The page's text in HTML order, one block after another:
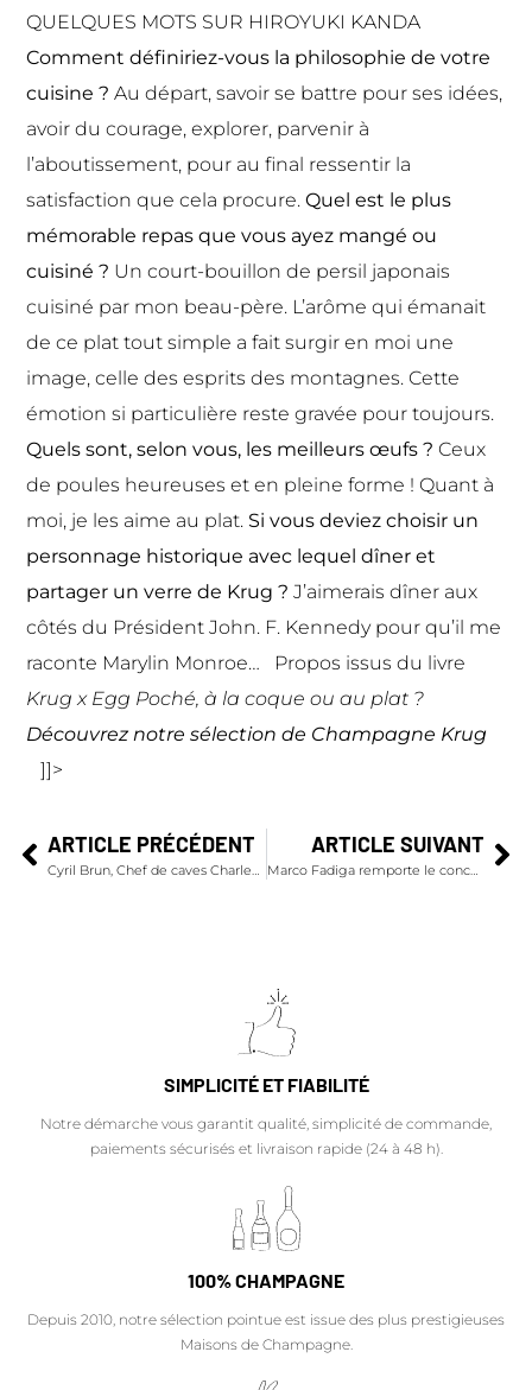
QUELQUES MOTS SUR HIROYUKI KANDA
Comment définiriez-vous la philosophie de votre
cuisine ?Au départ, savoir se battre pour ses idées,
avoir du courage, explorer, parvenir à
l’aboutissement, pour au final ressentir la
satisfaction que cela procure.Quel est le plus
mémorable repas que vous ayez mangé ou
cuisiné ? Un court-bouillon de persil japonais
cuisiné par mon beau-père. L’arôme qui émanait
de ce plat tout simple a fait surgir en moi une
image, celle des esprits des montagnes. Cette
émotion si particulière reste gravée pour toujours.
Quels sont, selon vous, les meilleurs œufs ?Ceux
de poules heureuses et en pleine forme ! Quant à
moi, je les aime au plat. Si vous deviez choisir un
personnage historique avec lequel dîner et
partager un verre de Krug ?J’aimerais dîner aux
côtés du Président John. F. Kennedy pour qu’il me
raconte Marylin Monroe… Propos issus du livre
Krug x Egg Poché, à la coque ou au plat ?
Découvrez notresélection de Champagne Krug
]]>
ARTICLE PRÉCÉDENT
Cyril Brun, Chef de caves Charles Heidsieck, nous raconte ses deuxièmes vendanges
ARTICLE SUIVANT
Marco Fadiga remporte le concours MOËT WANTS YOU
SIMPLICITÉ ET FIABILITÉ
Notre démarche vous garantit qualité, simplicité de commande,
paiements sécurisés et livraison rapide (24 à 48 h).
100% CHAMPAGNE
Depuis 2010, notre sélection pointue est issue des plus prestigieuses
Maisons de Champagne.